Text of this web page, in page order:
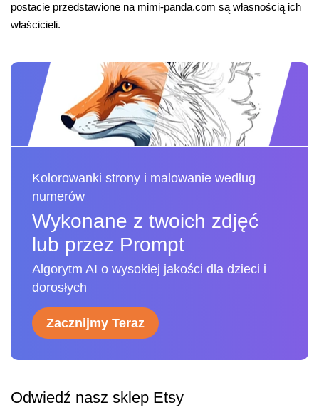
postacie przedstawione na mimi-panda.com są własnością ich
właścicieli.
Kolorowanki strony i malowanie według
numerów
Wykonane z twoich zdjęć
lub przez Prompt
Algorytm AI o wysokiej jakości dla dzieci i
dorosłych
Zacznijmy Teraz
Odwiedź nasz sklep Etsy